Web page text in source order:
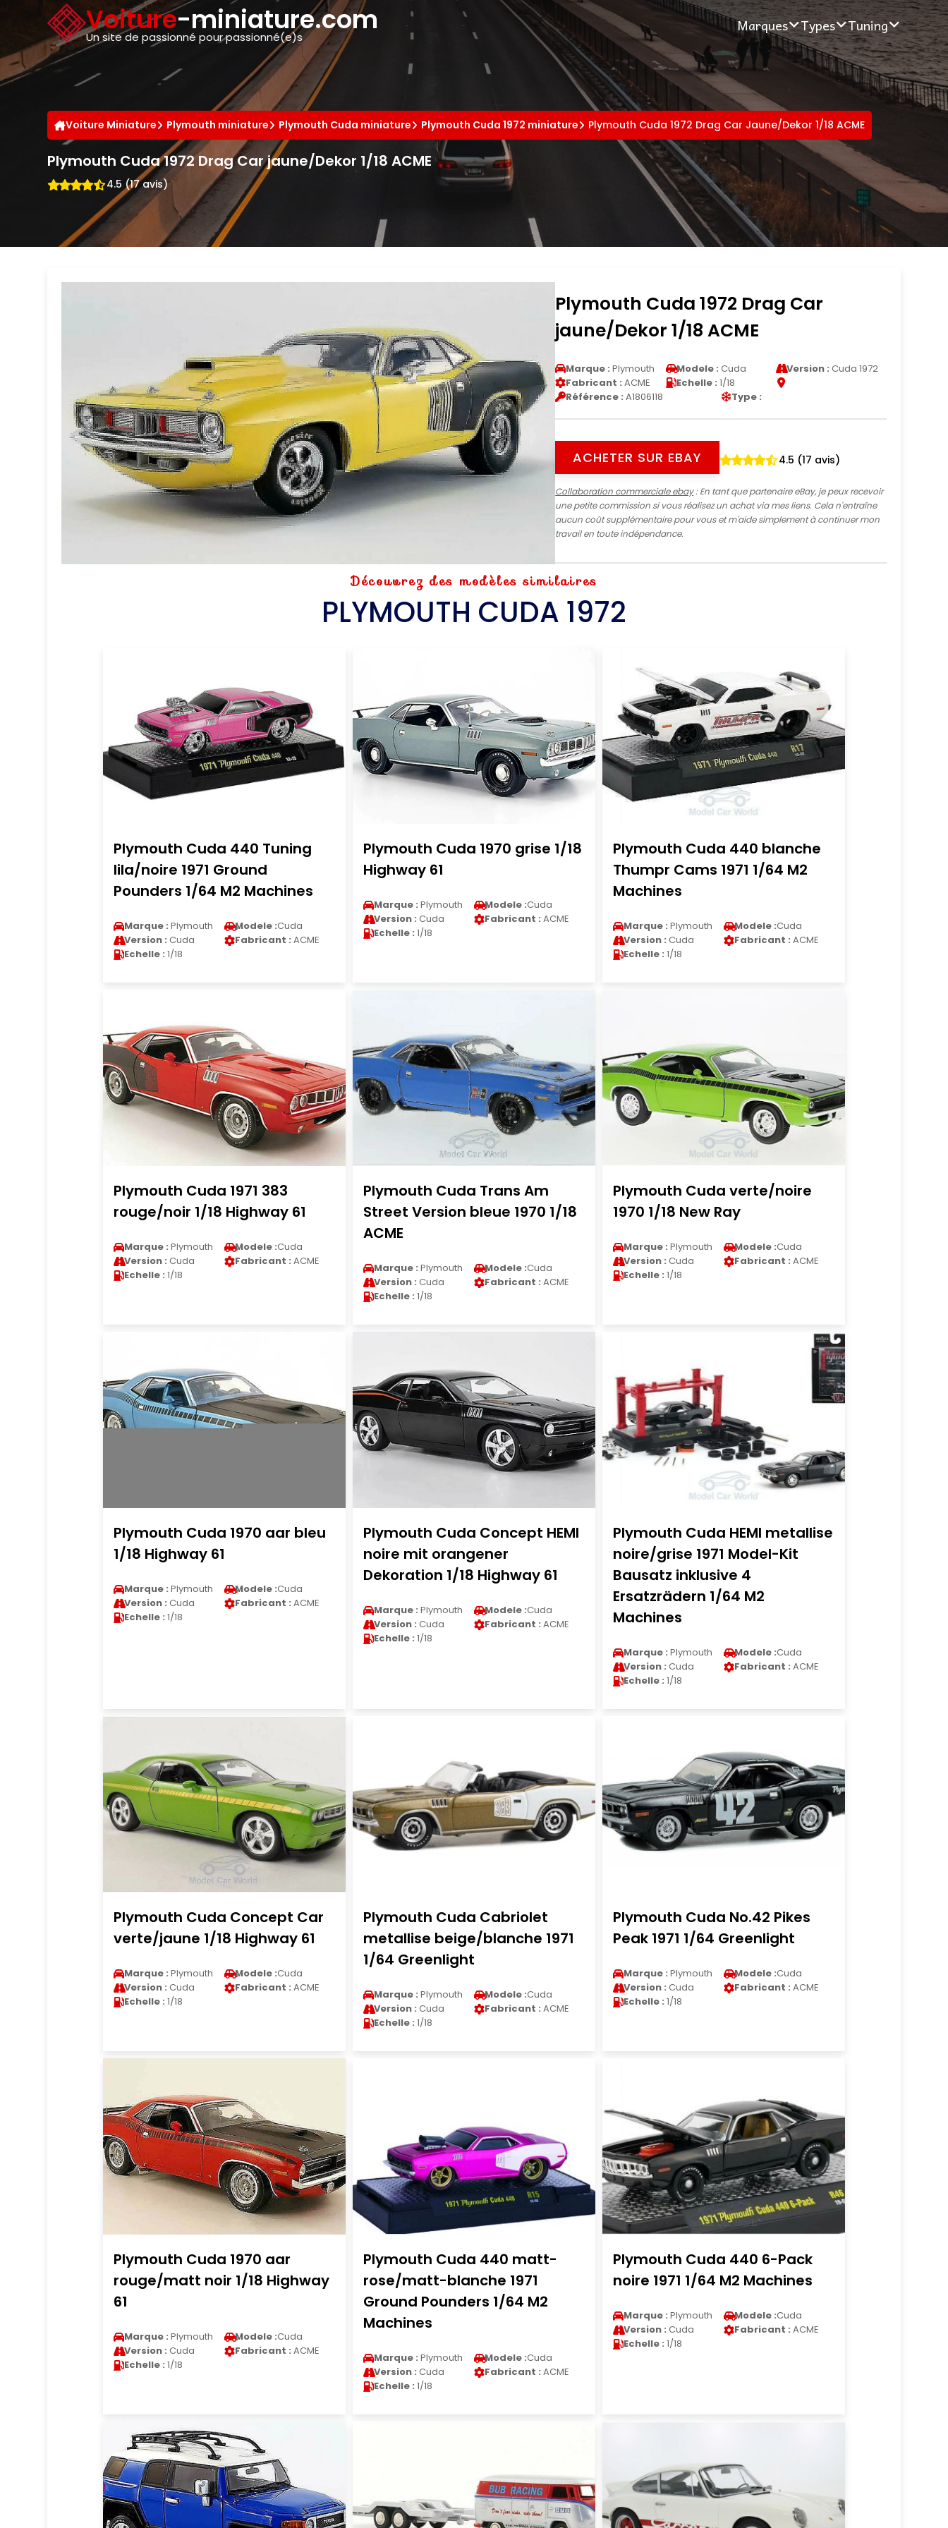
Voiture-miniature.com
Un site de passionné pour passionné(e)s
Marques Types Tuning
Voiture Miniature Plymouth miniature Plymouth Cuda miniature Plymouth Cuda 1972 miniature Plymouth Cuda 1972 Drag Car Jaune/Dekor 1/18 ACME
Plymouth Cuda 1972 Drag Car jaune/Dekor 1/18 ACME
4.5 (17 avis)
Plymouth Cuda 1972 Drag Car
jaune/Dekor 1/18 ACME
Marque : Plymouth Modele : Cuda Version : Cuda 1972
Fabricant : ACME Echelle : 1/18
Référence : A1806118 Type :
ACHETER SUR EBAY 4.5 (17 avis)
Collaboration commerciale ebay: En tant que partenaire eBay, je peux recevoir
une petite commission si vous réalisez un achat via mes liens. Cela n'entraîne
aucun coût supplémentaire pour vous et m'aide simplement à continuer mon
travail en toute indépendance.
Découvrez des modèles similaires
PLYMOUTH CUDA 1972
Plymouth Cuda 440 Tuning
lila/noire 1971 Ground
Pounders 1/64 M2 Machines
Marque : Plymouth Modele :Cuda
Version : Cuda Fabricant : ACME
Echelle : 1/18
Plymouth Cuda 1970 grise 1/18
Highway 61
Marque : Plymouth Modele :Cuda
Version : Cuda Fabricant : ACME
Echelle : 1/18
Plymouth Cuda 440 blanche
Thumpr Cams 1971 1/64 M2
Machines
Marque : Plymouth Modele :Cuda
Version : Cuda Fabricant : ACME
Echelle : 1/18
Plymouth Cuda 1971 383
rouge/noir 1/18 Highway 61
Marque : Plymouth Modele :Cuda
Version : Cuda Fabricant : ACME
Echelle : 1/18
Plymouth Cuda Trans Am
Street Version bleue 1970 1/18
ACME
Marque : Plymouth Modele :Cuda
Version : Cuda Fabricant : ACME
Echelle : 1/18
Plymouth Cuda verte/noire
1970 1/18 New Ray
Marque : Plymouth Modele :Cuda
Version : Cuda Fabricant : ACME
Echelle : 1/18
Plymouth Cuda 1970 aar bleu
1/18 Highway 61
Marque : Plymouth Modele :Cuda
Version : Cuda Fabricant : ACME
Echelle : 1/18
Plymouth Cuda Concept HEMI
noire mit orangener
Dekoration 1/18 Highway 61
Marque : Plymouth Modele :Cuda
Version : Cuda Fabricant : ACME
Echelle : 1/18
Plymouth Cuda HEMI metallise
noire/grise 1971 Model-Kit
Bausatz inklusive 4
Ersatzrädern 1/64 M2
Machines
Marque : Plymouth Modele :Cuda
Version : Cuda Fabricant : ACME
Echelle : 1/18
Plymouth Cuda Concept Car
verte/jaune 1/18 Highway 61
Marque : Plymouth Modele :Cuda
Version : Cuda Fabricant : ACME
Echelle : 1/18
Plymouth Cuda Cabriolet
metallise beige/blanche 1971
1/64 Greenlight
Marque : Plymouth Modele :Cuda
Version : Cuda Fabricant : ACME
Echelle : 1/18
Plymouth Cuda No.42 Pikes
Peak 1971 1/64 Greenlight
Marque : Plymouth Modele :Cuda
Version : Cuda Fabricant : ACME
Echelle : 1/18
Plymouth Cuda 1970 aar
rouge/matt noir 1/18 Highway
61
Marque : Plymouth Modele :Cuda
Version : Cuda Fabricant : ACME
Echelle : 1/18
Plymouth Cuda 440 matt-
rose/matt-blanche 1971
Ground Pounders 1/64 M2
Machines
Marque : Plymouth Modele :Cuda
Version : Cuda Fabricant : ACME
Echelle : 1/18
Plymouth Cuda 440 6-Pack
noire 1971 1/64 M2 Machines
Marque : Plymouth Modele :Cuda
Version : Cuda Fabricant : ACME
Echelle : 1/18
Panneau de gestion des cookies